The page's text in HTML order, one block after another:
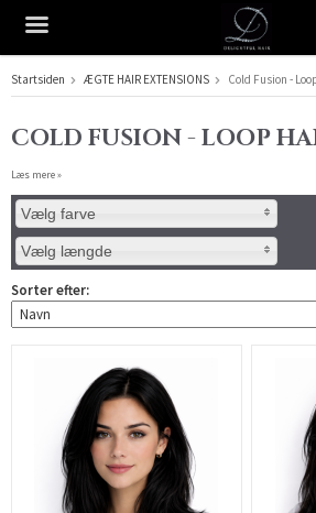
Produktet er blevet tilføjet til din
Startsiden ÆGTE HAIR EXTENSIONS Cold Fusion -
COLD FUSION - LOOP
Læs mere »
Vælg farve
Vælg længde
Sorter efter: